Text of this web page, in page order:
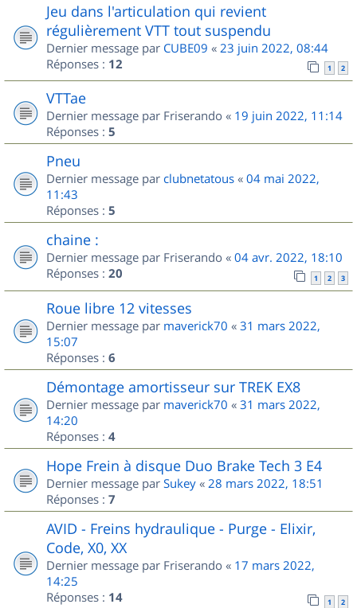
Jeu dans l'articulation qui revient
régulièrement VTT tout suspendu
Dernier message par CUBE09 « 23 juin 2022, 08:44
Réponses : 12 1 2
VTTae
Dernier message par Friserando « 19 juin 2022, 11:14
Réponses : 5
Pneu
Dernier message par clubnetatous « 04 mai 2022,
11:43
Réponses : 5
chaine :
Dernier message par Friserando « 04 avr. 2022, 18:10
Réponses : 20 1 2 3
Roue libre 12 vitesses
Dernier message par maverick70 « 31 mars 2022,
15:07
Réponses : 6
Démontage amortisseur sur TREK EX8
Dernier message par maverick70 « 31 mars 2022,
14:20
Réponses : 4
Hope Frein à disque Duo Brake Tech 3 E4
Dernier message par Sukey « 28 mars 2022, 18:51
Réponses : 7
AVID - Freins hydraulique - Purge - Elixir,
Code, X0, XX
Dernier message par Friserando « 17 mars 2022,
14:25
Réponses : 14 1 2